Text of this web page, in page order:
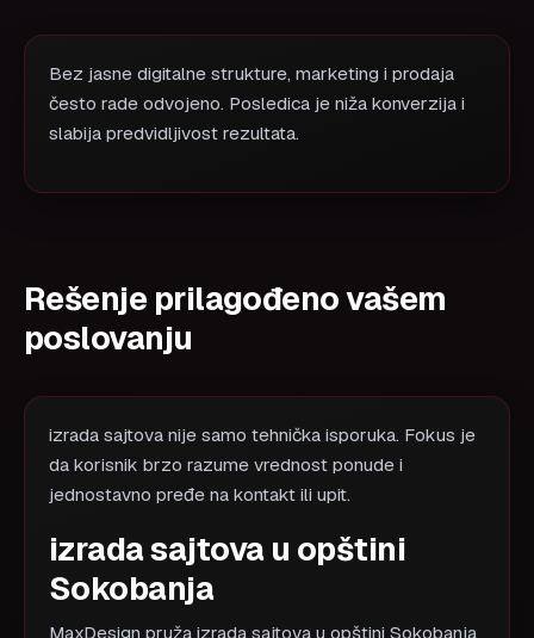
Bez jasne digitalne strukture, marketing i prodaja
često rade odvojeno. Posledica je niža konverzija i
slabija predvidljivost rezultata.
Rešenje prilagođeno vašem
poslovanju
izrada sajtova nije samo tehnička isporuka. Fokus je
da korisnik brzo razume vrednost ponude i
jednostavno pređe na kontakt ili upit.
izrada sajtova u opštini
Sokobanja